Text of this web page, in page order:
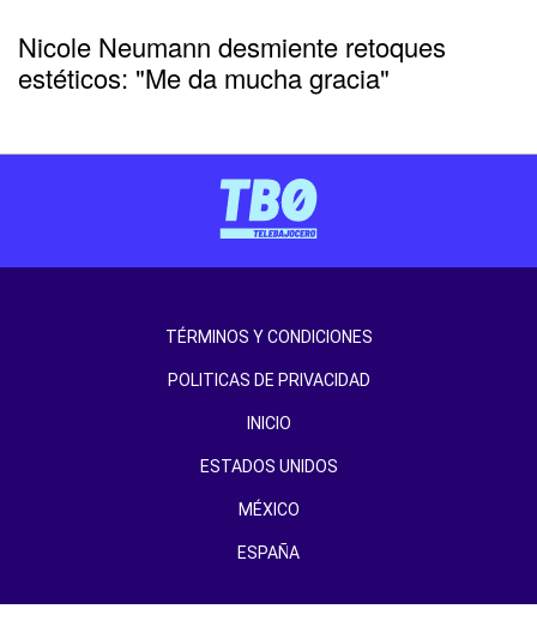
Nicole Neumann desmiente retoques
estéticos: "Me da mucha gracia"
TÉRMINOS Y CONDICIONES
POLITICAS DE PRIVACIDAD
INICIO
ESTADOS UNIDOS
MÉXICO
ESPAÑA